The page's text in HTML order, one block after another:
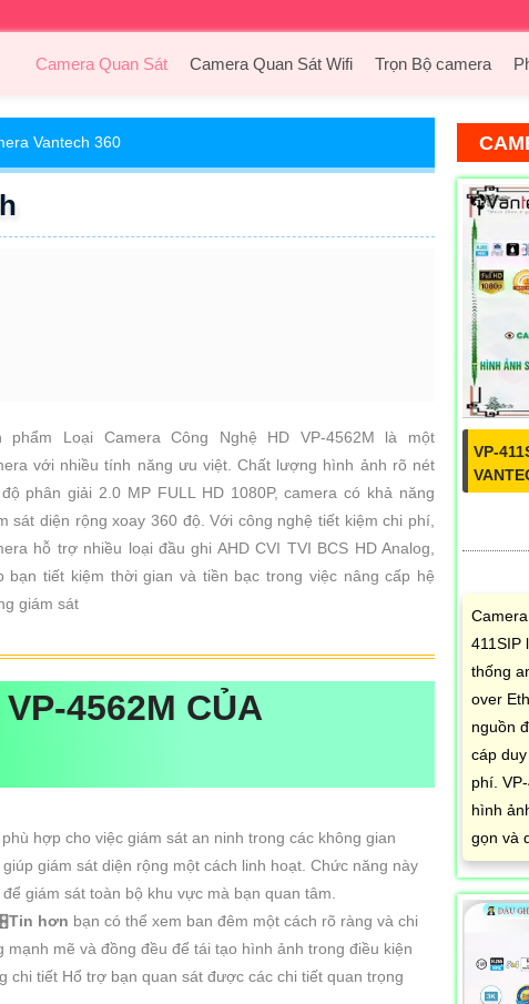
Camera Quan Sát Camera Quan Sát Wifi Trọn Bộ camera
Vantech 360
phẩm Loại Camera Công Nghệ HD VP-4562M là một
với nhiều tính năng ưu việt. Chất lượng hình ảnh rõ nét
phân giải 2.0 MP FULL HD 1080P, camera có khả năng
sát diện rộng xoay 360 độ. Với công nghệ tiết kiệm chi phí,
hỗ trợ nhiều loại đầu ghi AHD CVI TVI BCS HD Analog,
bạn tiết kiệm thời gian và tiền bạc trong việc nâng cấp hệ
giám sát
VP-4562M CỦA
hợp cho việc giám sát an ninh trong các không gian
giám sát diện rộng một cách linh hoạt. Chức năng này
giám sát toàn bộ khu vực mà bạn quan tâm.
Tin hơn bạn có thể xem ban đêm một cách rõ ràng và chi
mẽ và đồng đều để tái tạo hình ảnh trong điều kiện
tiết Hổ trợ bạn quan sát được các chi tiết quan trọng
VP-
411SIP
thống
over
nguồn
cáp
phí.
hình
gọn và